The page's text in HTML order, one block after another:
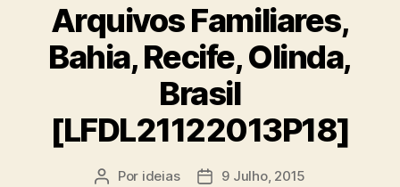
Arquivos Familiares,
Bahia, Recife, Olinda,
Brasil
[LFDL21122013P18]
Autor
Por ideias
Data9 Julho, 2015